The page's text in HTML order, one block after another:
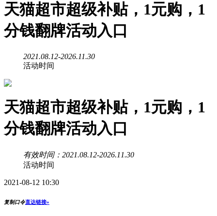
天猫超市超级补贴，1元购，1
分钱翻牌活动入口
2021.08.12-2026.11.30
活动时间
天猫超市超级补贴，1元购，1
分钱翻牌活动入口
有效时间：2021.08.12-2026.11.30
活动时间
2021-08-12 10:30
复制口令直达链接»